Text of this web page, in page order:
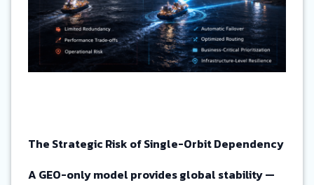
The Strategic Risk of Single-Orbit Dependency
A GEO-only model provides global stability —